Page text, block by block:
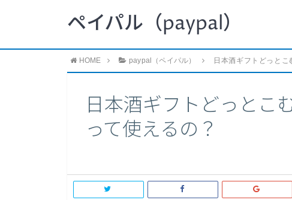
ペイパル（paypal）
HOME paypal（ペイパル） 日本酒ギフトどっと
日本酒ギフトどっとこ
って使えるの？